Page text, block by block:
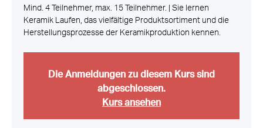
Mind. 4 Teilnehmer, max. 15 Teilnehmer. | Sie lernen
Keramik Laufen, das vielfältige Produktsortiment und die
Herstellungsprozesse der Keramikproduktion kennen.
Die Anmeldungen zu diesem Kurs sind
abgeschlossen.
Kurs ansehen